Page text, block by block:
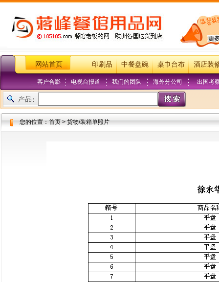
网站首页 印刷品 中餐盘碗 桌巾台布 酒店装
客户合影 电视台报道 我们的团队 海外分公司 出国考
您的位置：首页 > 货物/装箱单照片